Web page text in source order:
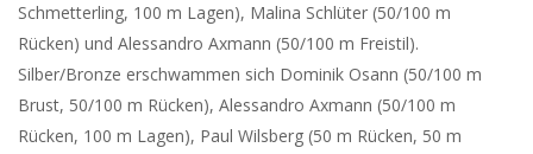
Schmetterling, 100 m Lagen), Malina Schlüter (50/100 m
Rücken) und Alessandro Axmann (50/100 m Freistil).
Silber/Bronze erschwammen sich Dominik Osann (50/100 m
Brust, 50/100 m Rücken), Alessandro Axmann (50/100 m
Rücken, 100 m Lagen), Paul Wilsberg (50 m Rücken, 50 m